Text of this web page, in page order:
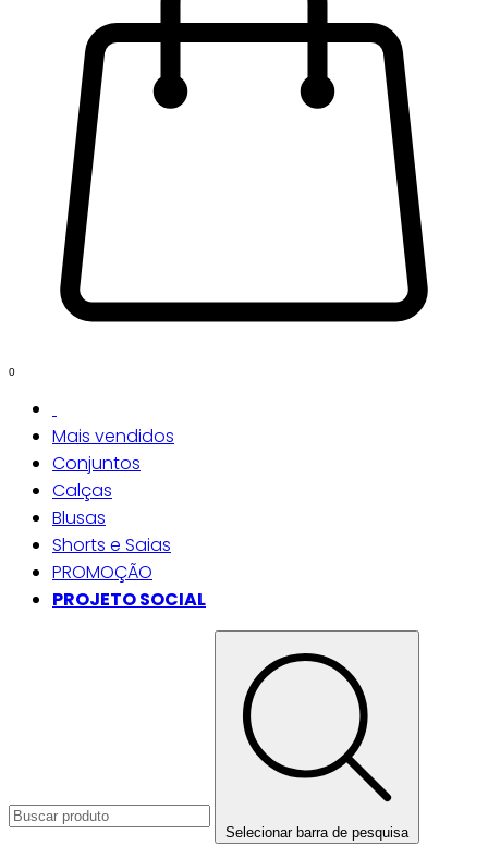
0
Mais vendidos
Conjuntos
Calças
Blusas
Shorts e Saias
PROMOÇÃO
PROJETO SOCIAL
Selecionar barra de pesquisa